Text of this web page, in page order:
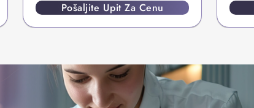
Pošaljite Upit Za Cenu